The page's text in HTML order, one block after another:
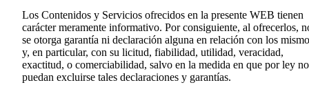
Los Contenidos y Servicios ofrecidos en la presente WEB tienen
carácter meramente informativo. Por consiguiente, al ofrecerlos,
se otorga garantía ni declaración alguna en relación con los
y, en particular, con su licitud, fiabilidad, utilidad, veracidad,
exactitud, o comerciabilidad, salvo en la medida en que por ley no
puedan excluirse tales declaraciones y garantías.